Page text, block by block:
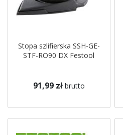
Stopa szlifierska SSH-GE-
STF-RO90 DX Festool
91,99 zł brutto